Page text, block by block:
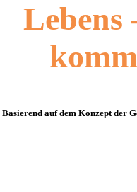
Lebens
Basierend auf dem Konzept der